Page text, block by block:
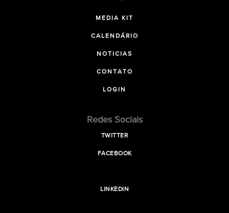
MEDIA KIT
CALENDÁRIO
NOTICIAS
CONTATO
LOGIN
Redes Sociais
TWITTER
FACEBOOK
LINKEDIN